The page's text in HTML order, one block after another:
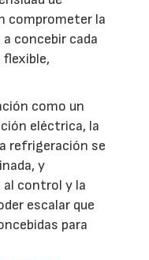
comprometer la
concebir cada
como un
eléctrica, la
refrigeración se
y
control y la
escalar que
para